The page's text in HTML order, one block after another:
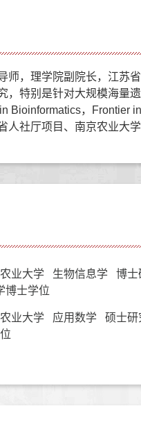
师，理学院副院长，江苏
，特别是针对大规模海量
Bioinformatics，Frontier
人社厅项目、南京农业大
业大学 生物信息学 博士
博士学位
业大学 应用数学 硕士